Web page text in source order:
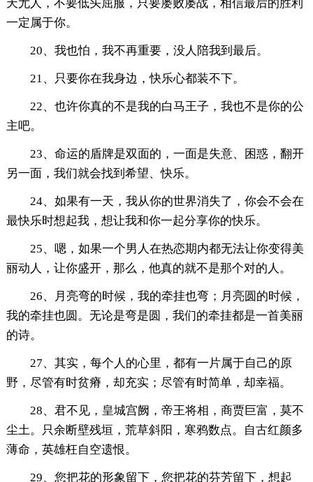
天尤人，不要低头屈服，只要屡败屡战，相信最后的胜利
一定属于你。
20、我也怕，我不再重要，没人陪我到最后。
21、只要你在我身边，快乐心都装不下。
22、也许你真的不是我的白马王子，我也不是你的公
主吧。
23、命运的盾牌是双面的，一面是失意、困惑，翻开
另一面，我们就会找到希望、快乐。
24、如果有一天，我从你的世界消失了，你会不会在
最快乐时想起我，想让我和你一起分享你的快乐。
25、嗯，如果一个男人在热恋期内都无法让你变得美
丽动人，让你盛开，那么，他真的就不是那个对的人。
26、月亮弯的时候，我的牵挂也弯；月亮圆的时候，
我的牵挂也圆。无论是弯是圆，我们的牵挂都是一首美丽
的诗。
27、其实，每个人的心里，都有一片属于自己的原
野，尽管有时贫瘠，却充实；尽管有时简单，却幸福。
28、君不见，皇城宫阙，帝王将相，商贾巨富，莫不
尘土。只余断壁残垣，荒草斜阳，寒鸦数点。自古红颜多
薄命，英雄枉自空遗恨。
29、您把花的形象留下，您把花的芬芳留下，想起